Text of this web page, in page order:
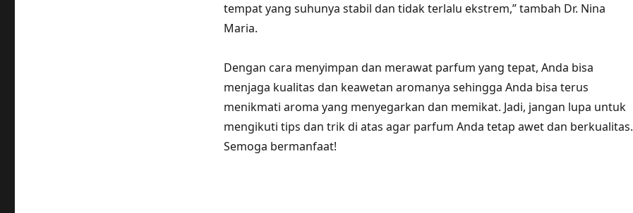
tempat yang suhunya stabil dan tidak terlalu ekstrem,” tambah Dr. Nina
Maria.
Dengan cara menyimpan dan merawat parfum yang tepat, Anda bisa
menjaga kualitas dan keawetan aromanya sehingga Anda bisa terus
menikmati aroma yang menyegarkan dan memikat. Jadi, jangan lupa untuk
mengikuti tips dan trik di atas agar parfum Anda tetap awet dan berkualitas.
Semoga bermanfaat!